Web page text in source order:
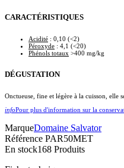
CARACTÉRISTIQUES
Acidité : 0,10 (<2)
Péroxyde : 4,1 (<20)
Phénols totaux >400 mg/kg
DÉGUSTATION
Onctueuse, fine et légère à la cuisson, elle
infoPour plus d'information sur la
MarqueDomaine Salvator
Référence PAR50MET
En stock168 Produits